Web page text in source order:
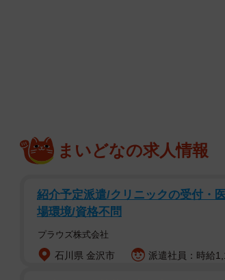
る方もいるかもしれないが、それはまっ
この項目が考慮されるとしたら以前にも
て、一部では犯罪が成立しないと思われ
で働く女性を被害者とする強制性交等罪
ところでこの「被害者の落ち度」につ
まいどなの求人情報
紹介予定派遣/クリニックの受付・
場環境/資格不問
プラウズ株式会社
石川県 金沢市 派遣社員：時給